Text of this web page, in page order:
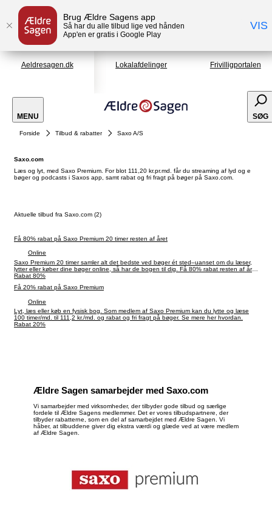
Brug Ældre Sagens app
Så har du alle tilbud lige ved hånden
App'en er gratis i Google Play
VIS
Aeldresagen.dk Lokalafdelinger Frivilligportalen
MENU SØG
Forside Tilbud & rabatter Saxo A/S
Saxo.com
Læs og lyt, med Saxo Premium. For blot 111,20 kr.pr.md. får du streaming af lyd og e
bøger og podcasts i Saxos app, samt rabat og fri fragt på bøger på Saxo.com.
Aktuelle tilbud fra Saxo.com (2)
Få 80% rabat på Saxo Premium 20 timer resten af året
Online
Saxo Premium 20 timer samler alt det bedste ved bøger ét sted–uanset om du læser,
lytter eller køber dine bøger online, så har de bogen til dig. Få 80% rabat resten af året
på Saxo premium 20 timer.
Rabat 80%
Få 20% rabat på Saxo Premium
Online
Lyt, læs eller køb en fysisk bog. Som medlem af Saxo Premium kan du lytte og læse
100 timer/md. til 111,2 kr./md. og rabat og fri fragt på bøger. Se mere her hvordan.
Rabat 20%
Ældre Sagen samarbejder med Saxo.com
Vi samarbejder med virksomheder, der tilbyder gode tilbud og særlige
fordele til Ældre Sagens medlemmer. Det er vores tilbudspartnere, der
tilbyder rabatterne, som en del af samarbejdet med Ældre Sagen. Vi
håber, at tilbuddene giver dig ekstra værdi og glæde ved at være medlem
af Ældre Sagen.